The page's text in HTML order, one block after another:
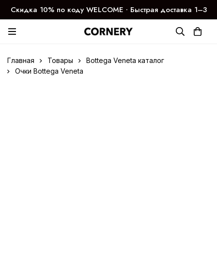
Скидка 10% по коду WELCOME ∙ Быстрая доставка 1–3
дня
Главная Товары
Bottega Veneta каталог
Очки Bottega Veneta